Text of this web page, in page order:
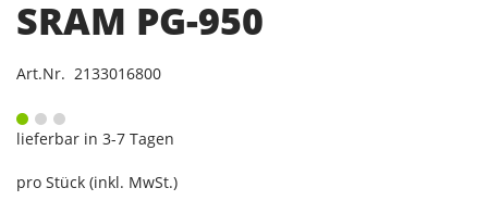
SRAM PG-950
Art.Nr. 2133016800
lieferbar in 3-7 Tagen
pro Stück (inkl. MwSt.)